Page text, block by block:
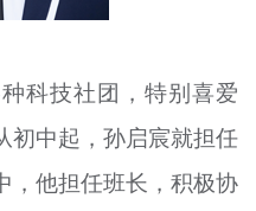
科技社团，特别喜爱
初中起，孙启宸就担任
，他担任班长，积极协